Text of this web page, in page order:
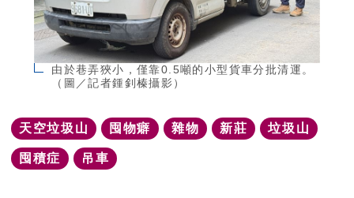
由於巷弄狹小，僅靠0.5噸的小型貨車分批清運。
（圖／記者鍾釗榛攝影）
天空垃圾山 囤物癖 雜物 新莊 垃圾山
囤積症 吊車